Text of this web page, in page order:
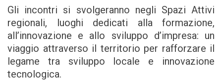
Gli incontri si svolgeranno negli Spazi Attivi
regionali, luoghi dedicati alla formazione,
all’innovazione e allo sviluppo d’impresa: un
viaggio attraverso il territorio per rafforzare il
legame tra sviluppo locale e innovazione
tecnologica.